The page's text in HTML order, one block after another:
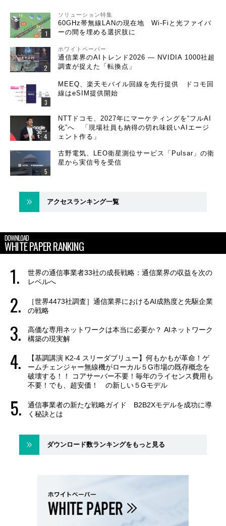
ソリューション特集
60GHz帯無線LANの現在地 Wi-Fiと光ファイバ
ーの間を埋める選択肢に
ホワイトペーパー
通信業界のAIトレンド2026 ― NVIDIA 1000社超
調査が捉えた「転換点」
MEEQ、楽天モバイル回線を先行提供 ドコモ回
線はeSIM提供開始
NTTドコモ、2027年にマーケティングを“フルAI
化”へ 「現場社員も納得の切れ味鋭いAIエージ
ェント作る」
古野電気、LEO衛星測位サービス「Pulsar」の衛
星から実信号を受信
アクセスランキング一覧
DOWNLOAD
WHITE PAPER RANKING
世界の通信事業者33社の成長戦略：通信業界の収益を次の
レベルへ
［世界4473社調査］通信業界におけるAI成熟度と先駆企業
の戦略
高価な専用ネットワークは本当に必要か？ AIネットワーク
構築の現実解
【基調講演 K2-4 スリーダブリュー】何もかもが革命！ゲ
ームチェンジャー無線機がローカル５G市場の既存概念を
破壊する！！ コアサーバー不要！毎年のライセンス費用も
不要！でも、超安価！ の新しい５Gモデル
通信事業者の新たな戦略ガイド B2B2Xモデルを成功に導
く秘訣とは
ダウンロード数ランキングをもっと見る